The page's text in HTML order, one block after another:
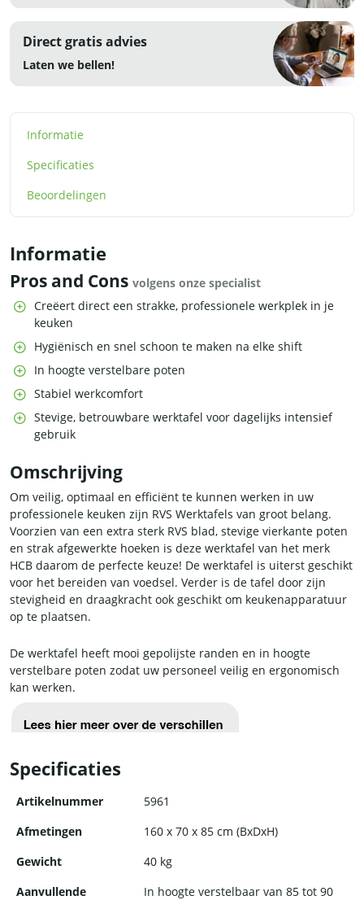
Direct gratis advies
Laten we bellen!
Informatie
Specificaties
Beoordelingen
Informatie
Pros and Cons volgens onze specialist
Creëert direct een strakke, professionele werkplek in je
keuken
Hygiënisch en snel schoon te maken na elke shift
In hoogte verstelbare poten
Stabiel werkcomfort
Stevige, betrouwbare werktafel voor dagelijks intensief
gebruik
Omschrijving
Om veilig, optimaal en efficiënt te kunnen werken in uw
professionele keuken zijn RVS Werktafels van groot belang.
Voorzien van een extra sterk RVS blad, stevige vierkante poten
en strak afgewerkte hoeken is deze werktafel van het merk
HCB daarom de perfecte keuze! De werktafel is uiterst geschikt
voor het bereiden van voedsel. Verder is de tafel door zijn
stevigheid en draagkracht ook geschikt om keukenapparatuur
op te plaatsen.
De werktafel heeft mooi gepolijste randen en in hoogte
verstelbare poten zodat uw personeel veilig en ergonomisch
kan werken.
Specificaties
Artikelnummer
5961
Afmetingen
160 x 70 x 85 cm (BxDxH)
Gewicht
40 kg
Aanvullende
In hoogte verstelbaar van 85 tot 90